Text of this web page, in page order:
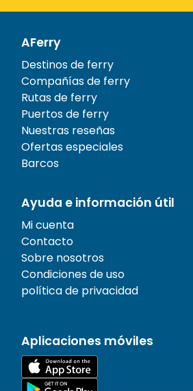
AFerry
Destinos de ferry
Compañías de ferry
Rutas de ferry
Puertos de ferry
Nuestras reseñas
Ofertas especiales
Barcos
Ayuda e información útil
Mi cuenta
Contacto
Sobre nosotros
Condiciones de uso
política de privacidad
Aplicaciones móviles